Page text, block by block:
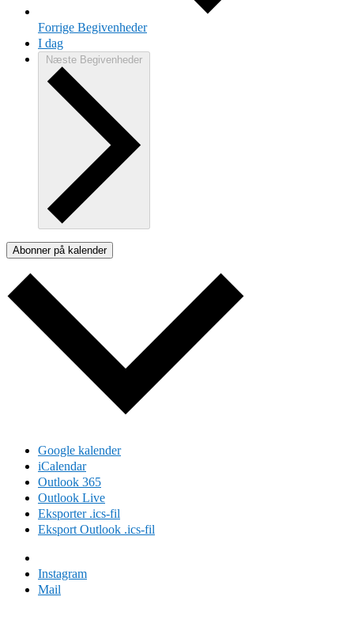
Forrige Begivenheder
I dag
Næste Begivenheder
Abonner på kalender
Google kalender
iCalendar
Outlook 365
Outlook Live
Eksporter .ics-fil
Eksport Outlook .ics-fil
Instagram
Mail